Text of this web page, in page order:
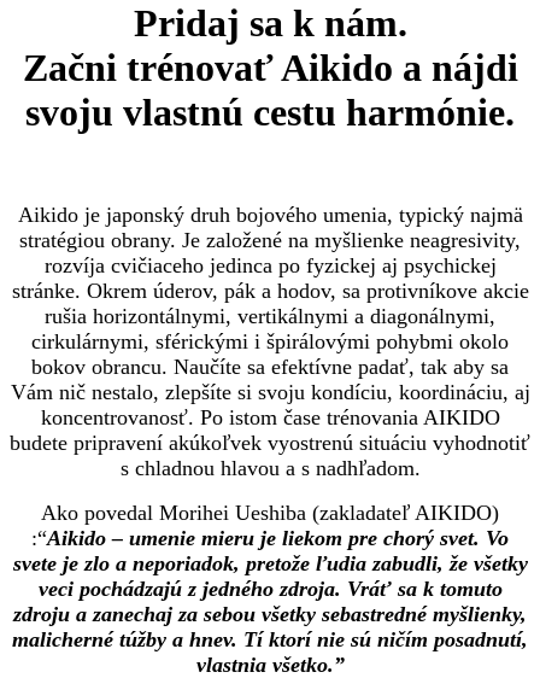
Pridaj sa k nám.
Začni trénovať Aikido a nájdi
svoju vlastnú cestu harmónie.
Aikido je japonský druh bojového umenia, typický najmä
stratégiou obrany. Je založené na myšlienke neagresivity,
rozvíja cvičiaceho jedinca po fyzickej aj psychickej
stránke. Okrem úderov, pák a hodov, sa protivníkove akcie
rušia horizontálnymi, vertikálnymi a diagonálnymi,
cirkulárnymi, sférickými i špirálovými pohybmi okolo
bokov obrancu. Naučíte sa efektívne padať, tak aby sa
Vám nič nestalo, zlepšíte si svoju kondíciu, koordináciu, aj
koncentrovanosť. Po istom čase trénovania AIKIDO
budete pripravení akúkoľvek vyostrenú situáciu vyhodnotiť
s chladnou hlavou a s nadhľadom.
Ako povedal Morihei Ueshiba (zakladateľ AIKIDO)
:“Aikido – umenie mieru je liekom pre chorý svet. Vo
svete je zlo a neporiadok, pretože ľudia zabudli, že všetky
veci pochádzajú z jedného zdroja. Vráť sa k tomuto
zdroju a zanechaj za sebou všetky sebastredné myšlienky,
malicherné túžby a hnev. Tí ktorí nie sú ničím posadnutí,
vlastnia všetko.”